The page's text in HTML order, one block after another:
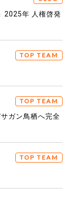
2025年 人権啓発
TOP TEAM
TOP TEAM
ガン鳥栖へ完全
TOP TEAM